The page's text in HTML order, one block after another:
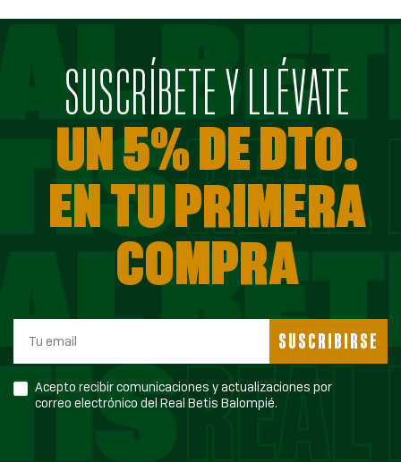
SUSCRÍBETE Y LLÉVATE
UN 5% DE DTO.
EN TU PRIMERA
COMPRA
SUSCRIBIRSE
Acepto recibir comunicaciones y actualizaciones por
correo electrónico del Real Betis Balompié.